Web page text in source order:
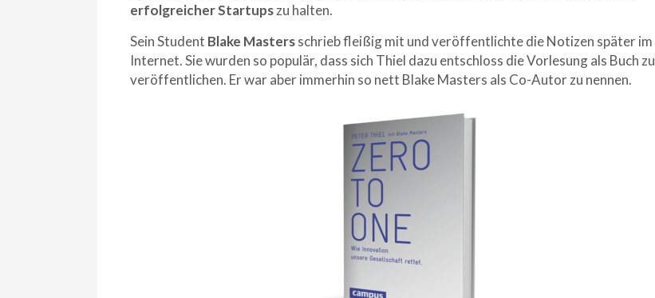
erfolgreicher Startupszu halten.
Sein Student Blake Mastersschrieb fleißig mit und veröffentlichte die Notizen später im
Internet. Sie wurden so populär, dass sich Thiel dazu entschloss die Vorlesung als Buch zu
veröffentlichen. Er war aber immerhin so nett Blake Masters als Co-Autor zu nennen.